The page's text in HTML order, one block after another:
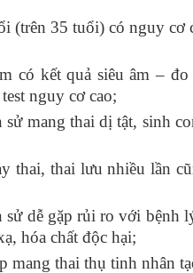
(trên 35 tuổi) có nguy cơ
có kết quả siêu âm –
nguy cơ cao;
sử mang thai dị tật, sinh
thai, thai lưu nhiều lần
sử dễ gặp rủi ro với
hóa chất độc hại;
mang thai thụ tinh nhân